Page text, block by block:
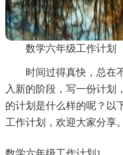
数学六年级工作计划
时间过得真快，总在
入新的阶段，写一份计划
的计划是什么样的呢？以
工作计划，欢迎大家分享。